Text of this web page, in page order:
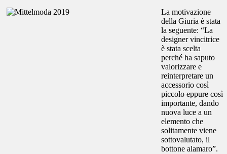
La motivazione
della Giuria è stata
la seguente: “La
designer vincitrice
è stata scelta
perché ha saputo
valorizzare e
reinterpretare un
accessorio così
piccolo eppure così
importante, dando
nuova luce a un
elemento che
solitamente viene
sottovalutato, il
bottone alamaro”.